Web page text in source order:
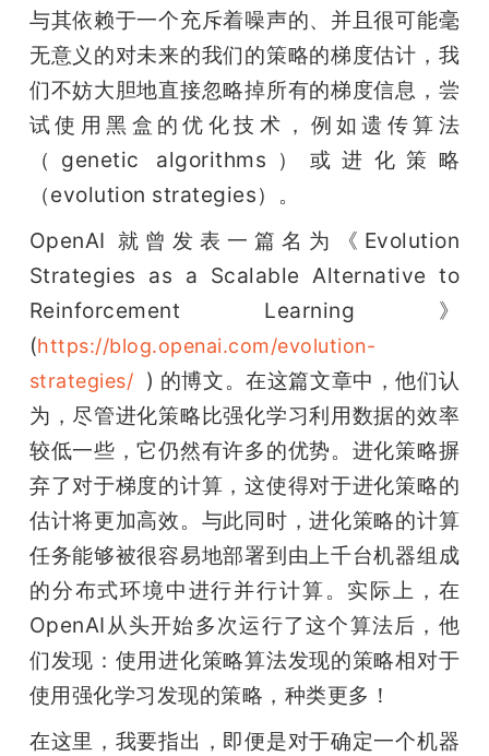
与其依赖于一个充斥着噪声的、并且很可能毫
无意义的对未来的我们的策略的梯度估计，我
们不妨大胆地直接忽略掉所有的梯度信息，尝
试使用黑盒的优化技术，例如遗传算法
（genetic algorithms）或进化策略
（evolution strategies）。
OpenAI 就曾发表一篇名为《Evolution
Strategies as a Scalable Alternative to
Reinforcement Learning 》
(https://blog.openai.com/evolution-
strategies/ ) 的博文。在这篇文章中，他们认
为，尽管进化策略比强化学习利用数据的效率
较低一些，它仍然有许多的优势。进化策略摒
弃了对于梯度的计算，这使得对于进化策略的
估计将更加高效。与此同时，进化策略的计算
任务能够被很容易地部署到由上千台机器组成
的分布式环境中进行并行计算。实际上，在
OpenAI从头开始多次运行了这个算法后，他
们发现：使用进化策略算法发现的策略相对于
使用强化学习发现的策略，种类更多！
在这里，我要指出，即便是对于确定一个机器